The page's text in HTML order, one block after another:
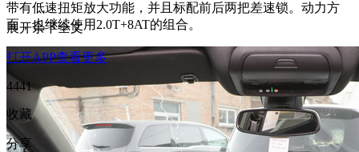
带有低速扭矩放大功能，并且标配前后两把差速锁。动力方
面，也继续使用2.0T+8AT的组合。
展开余下全文
打开APP查看更多
4441
收藏
分享